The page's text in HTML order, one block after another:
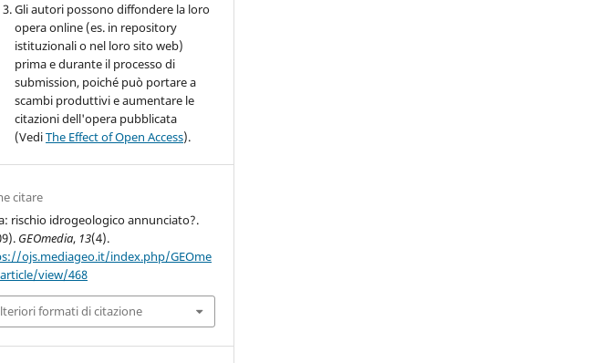
Gli autori possono diffondere la loro
opera online (es. in repository
istituzionali o nel loro sito web)
prima e durante il processo di
submission, poiché può portare a
scambi produttivi e aumentare le
citazioni dell'opera pubblicata
(VediThe Effect of Open Access).
citare
rischio idrogeologico annunciato?.
GEOmedia, 13(4).
ojs.mediageo.it/index.php/GEOme
view/468
formati di citazione